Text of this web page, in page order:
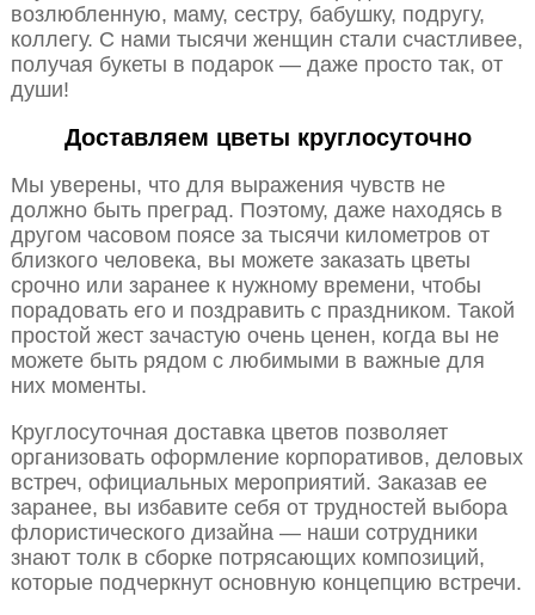
возлюбленную, маму, сестру, бабушку, подругу,
коллегу. С нами тысячи женщин стали счастливее,
получая букеты в подарок — даже просто так, от
души!
Доставляем цветы круглосуточно
Мы уверены, что для выражения чувств не
должно быть преград. Поэтому, даже находясь в
другом часовом поясе за тысячи километров от
близкого человека, вы можете заказать цветы
срочно или заранее к нужному времени, чтобы
порадовать его и поздравить с праздником. Такой
простой жест зачастую очень ценен, когда вы не
можете быть рядом с любимыми в важные для
них моменты.
Круглосуточная доставка цветов позволяет
организовать оформление корпоративов, деловых
встреч, официальных мероприятий. Заказав ее
заранее, вы избавите себя от трудностей выбора
флористического дизайна — наши сотрудники
знают толк в сборке потрясающих композиций,
которые подчеркнут основную концепцию встречи.